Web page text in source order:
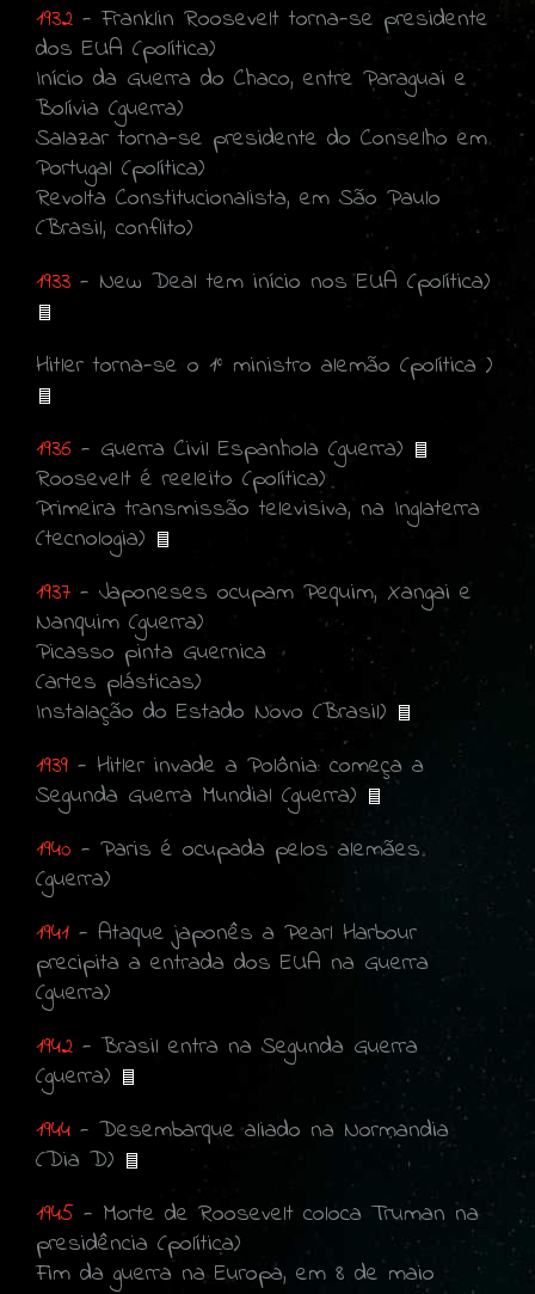
1932 - Franklin Roosevelt torna-se presidente
dos EUA (política)
Início da Guerra do Chaco, entre Paraguai e
Bolívia (guerra)
Salazar torna-se presidente do Conselho em
Portugal (política)
Revolta Constitucionalista, em São Paulo
(Brasil, conflito)
1933 - New Deal tem início nos EUA (política)
Hitler torna-se o 1° ministro alemão (política )
1936 - Guerra Civil Espanhola (guerra)
Roosevelt é reeleito (política)
Primeira transmissão televisiva, na Inglaterra
(tecnologia)
1937 - Japoneses ocupam Pequim, Xangai e
Nanquim (guerra)
Picasso pinta Guernica
(artes plásticas)
Instalação do Estado Novo (Brasil)
1939 - Hitler invade a Polônia: começa a
Segunda Guerra Mundial (guerra)
1940 - Paris é ocupada pelos alemães
(guerra)
1941 - Ataque japonês a Pearl Harbour
precipita a entrada dos EUA na Guerra
(guerra)
1942 - Brasil entra na Segunda Guerra
(guerra)
1944 - Desembarque aliado na Normandia
(Dia D)
1945 - Morte de Roosevelt coloca Truman na
presidência (política)
Fim da guerra na Europa, em 8 de maio